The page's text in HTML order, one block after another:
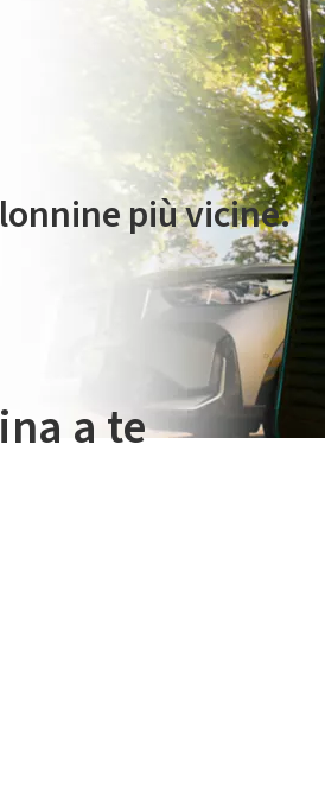
è gestito da Plenitude On The Road
più vicine.
a te